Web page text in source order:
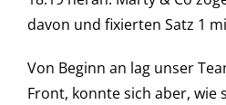
davon und fixierten Satz 1
Von Beginn an lag unser
Front, konnte sich aber, wie